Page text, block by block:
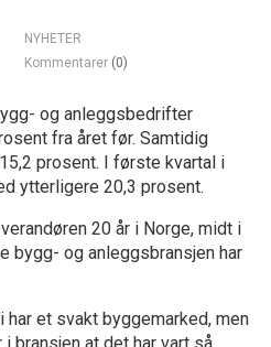
NYHETER
Kommentarer (0)
og anleggsbedrifter
fra året før. Samtidig
prosent. I første kvartal i
ytterligere 20,3 prosent.
20 år i Norge, midt i
bygg- og anleggsbransjen har
et svakt byggemarked, men
bransjen at det har vart så